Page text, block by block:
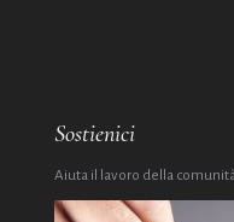
Sostienici
Aiuta il lavoro della